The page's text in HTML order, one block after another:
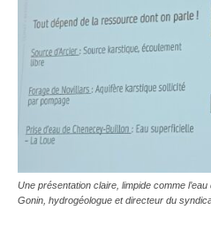
Une présentation claire, limpide comme
Gonin, hydrogéologue et directeur du